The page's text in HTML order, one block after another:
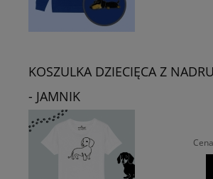
KOSZULKA DZIECIĘCA Z
- JAMNIK